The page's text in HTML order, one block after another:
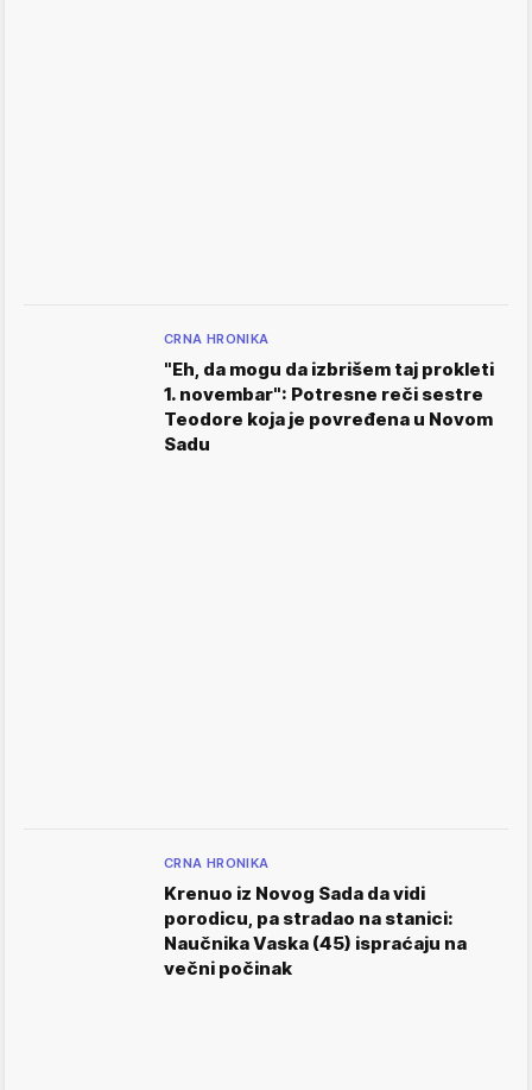
CRNA HRONIKA
"Eh, da mogu da izbrišem taj prokleti
1. novembar": Potresne reči sestre
Teodore koja je povređena u Novom
Sadu
CRNA HRONIKA
Krenuo iz Novog Sada da vidi
porodicu, pa stradao na stanici:
Naučnika Vaska (45) ispraćaju na
večni počinak